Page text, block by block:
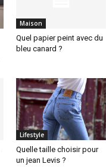
Maghreb
Maison
Quel papier peint avec du
bleu canard ?
Lifestyle
Quelle taille choisir pour
un jean Levis ?